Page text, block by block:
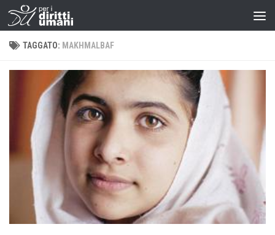
TAGGATO: MAKHMALBAF